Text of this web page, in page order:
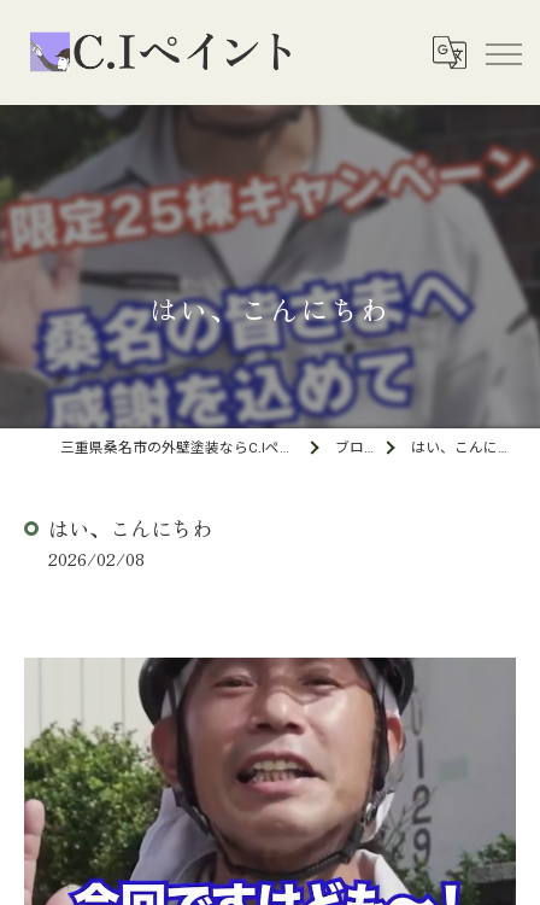
はい、こんにちわ
三重県桑名市の外壁塗装ならC.Iペイント ブログ はい、こんにちわ
はい、こんにちわ
2026/02/08